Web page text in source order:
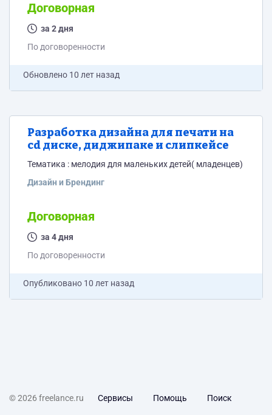
Договорная
за 2 дня
По договоренности
Обновлено 10 лет назад
Разработка дизайна для печати на
cd диске, диджипаке и слипкейсе
Тематика : мелодия для маленьких детей( младенцев)
Дизайн и Брендинг
Договорная
за 4 дня
По договоренности
Опубликовано 10 лет назад
© 2026 freelance.ru Сервисы Помощь Поиск